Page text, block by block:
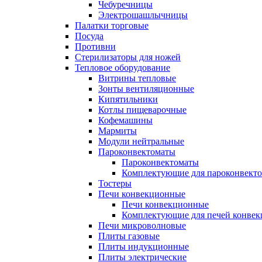
Чебуречницы
Электрошашлычницы
Палатки торговые
Посуда
Противни
Стерилизаторы для ножей
Тепловое оборудование
Витрины тепловые
Зонты вентиляционные
Кипятильники
Котлы пищеварочные
Кофемашины
Мармиты
Модули нейтральные
Пароконвектоматы
Пароконвектоматы
Комплектующие для
Тостеры
Печи конвекционные
Печи конвекционные
Комплектующие для печей
Печи микроволновые
Плиты газовые
Плиты индукционные
Плиты электрические